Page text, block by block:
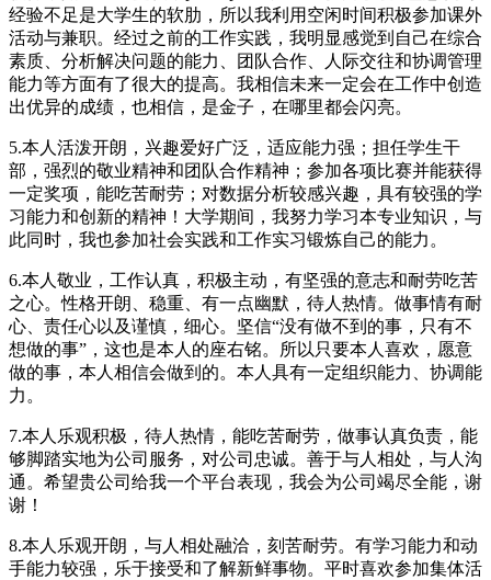
经验不足是大学生的软肋，所以我利用空闲时间积极参加课外
活动与兼职。经过之前的工作实践，我明显感觉到自己在综合
素质、分析解决问题的能力、团队合作、人际交往和协调管理
能力等方面有了很大的提高。我相信未来一定会在工作中创造
出优异的成绩，也相信，是金子，在哪里都会闪亮。
5.本人活泼开朗，兴趣爱好广泛，适应能力强；担任学生干
部，强烈的敬业精神和团队合作精神；参加各项比赛并能获得
一定奖项，能吃苦耐劳；对数据分析较感兴趣，具有较强的学
习能力和创新的精神！大学期间，我努力学习本专业知识，与
此同时，我也参加社会实践和工作实习锻炼自己的能力。
6.本人敬业，工作认真，积极主动，有坚强的意志和耐劳吃苦
之心。性格开朗、稳重、有一点幽默，待人热情。做事情有耐
心、责任心以及谨慎，细心。坚信“没有做不到的事，只有不
想做的事”，这也是本人的座右铭。所以只要本人喜欢，愿意
做的事，本人相信会做到的。本人具有一定组织能力、协调能
力。
7.本人乐观积极，待人热情，能吃苦耐劳，做事认真负责，能
够脚踏实地为公司服务，对公司忠诚。善于与人相处，与人沟
通。希望贵公司给我一个平台表现，我会为公司竭尽全能，谢
谢！
8.本人乐观开朗，与人相处融洽，刻苦耐劳。有学习能力和动
手能力较强，乐于接受和了解新鲜事物。平时喜欢参加集体活